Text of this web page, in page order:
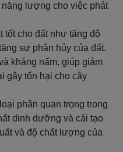
lượng cho việc phát
tốt cho đất như tăng độ
sự phân hủy của đất.
kháng nấm, giúp giảm
gây tổn hại cho cây
phân quan trọng trong
dinh dưỡng và cải tạo
và độ chất lượng của